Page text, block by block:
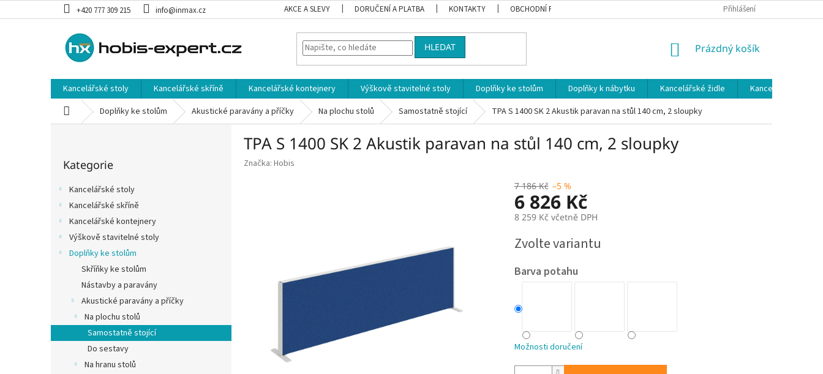
na
+420 777 309 215 info@inmax.cz AKCE A SLEVY DORUČENÍ A PLATBA KONTAKTY OBCHODNÍ PODMÍNKY Přihlášení
HLEDAT
NÁKUPNÍ
Prázdný košík
Kancelářské stoly Kancelářské skříně Kancelářské kontejnery Výškově stavitelné stoly Doplňky ke stolům Doplňky k nábytku Kancelářské židle
Kancelářské
Domů Doplňky ke stolům Akustické paravány a příčky Na plochu stolů Samostatně stojící TPA S 1400 SK 2 Akustik paravan na stůl 140 cm, 2 sloupky
kategorie
Kategorie
Kancelářské stoly
Kancelářské skříně
Kancelářské kontejnery
Výškově stavitelné stoly
Doplňky ke stolům
Skříňky ke stolům
Nástavby a paravány
Akustické paravány a příčky
Na plochu stolů
Samostatně stojící
Do sestavy
Na hranu stolů
TPA S 1400 SK 2 Akustik paravan na stůl 140 cm, 2 sloupky
Značka: Hobis
7 186 Kč –5 %
6 826 Kč
8 259 Kč včetně DPH
cena:
Zvolte variantu
Barva potahu
Možnosti doručení